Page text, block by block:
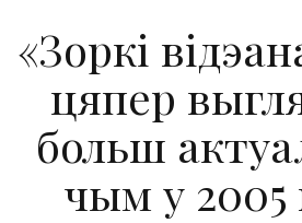
«Зоркі
цяпер
больш
чым у 2005